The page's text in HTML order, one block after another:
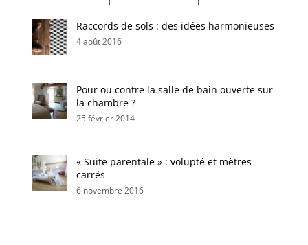
Raccords de sols : des idées harmonieuses
4 août 2016
Pour ou contre la salle de bain ouverte sur
la chambre ?
25 février 2014
« Suite parentale » : volupté et mètres
carrés
6 novembre 2016